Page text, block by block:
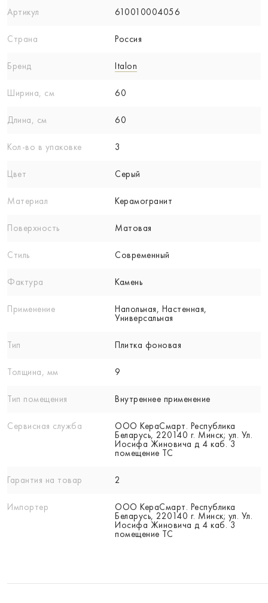
Артикул 610010004056
Страна Россия
Бренд Italon
Ширина, см 60
Длина, см 60
Кол-вo в упаковке 3
Цвет Серый
Материал Керамогранит
Поверхность Матовая
Стиль Современный
Фактура Камень
Применение
Напольная, Настенная,
Универсальная
Тип Плитка фоновая
Толщина, мм 9
Тип помещения Внутреннее применение
Сервисная служба
ООО КераСмарт. Республика
Беларусь, 220140 г. Минск; ул. Ул.
Иосифа Жиновича д 4 каб. 3
помещение ТС
Гарантия на товар 2
Импортер
ООО КераСмарт. Республика
Беларусь, 220140 г. Минск; ул. Ул.
Иосифа Жиновича д 4 каб. 3
помещение ТС